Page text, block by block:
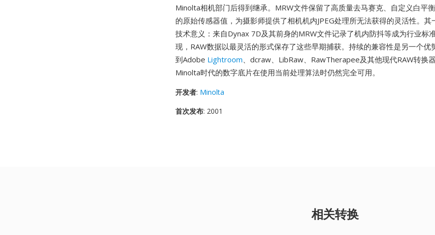
Minolta相机部门后得到继承。MRW文件保留了高质量去马赛克、自定义白平
的原始传感器值，为摄影师提供了相机机内JPEG处理所无法获得的灵活性。其
技术意义：来自Dynax 7D及其前身的MRW文件记录了机内防抖等成为行业标
现，RAW数据以最灵活的形式保存了这些早期捕获。持续的兼容性是另一个
到Adobe Lightroom、dcraw、LibRaw、RawTherapee及其他现代RAW转换
Minolta时代的数字底片在使用当前处理算法时仍然完全可用。
开发者: Minolta
首次发布: 2001
相关转换